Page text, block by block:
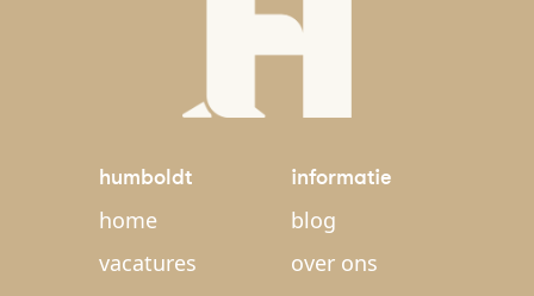
humboldt
home
vacatures
informatie
blog
over ons